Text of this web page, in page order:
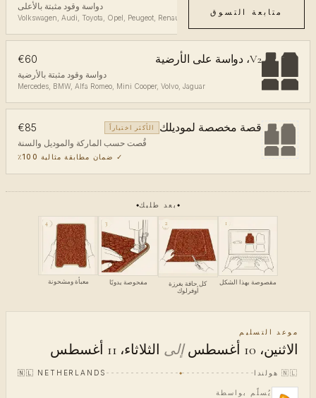
متابعة التسوق
دواسة وقود مثبتة بالأعلى
Volkswagen, Audi, Toyota, Opel, Peugeot, Renault, Ford, Kia
V2، دواسة على الأرضية €60
دواسة وقود مثبتة بالأرضية
Mercedes, BMW, Alfa Romeo, Mini Cooper, Volvo, Jaguar
قصة مخصصة لموديلك الأكثر اختياراً €85
قُصت حسب الماركة والموديل والسنة
✓ ضمان مطابقة مثالية 100٪
بعد طلبك
1
مقصوصة بهذا الشكل
2
كل حافة بغرزة
أوفرلوك
3
مفحوصة يدويًا
4
معبأة ومشحونة
موعد التسليم
الاثنين، 10 أغسطس إلى الثلاثاء، 11 أغسطس
🇳🇱 هولندا 🇳🇱 NETHERLANDS
يُسلّم بواسطة